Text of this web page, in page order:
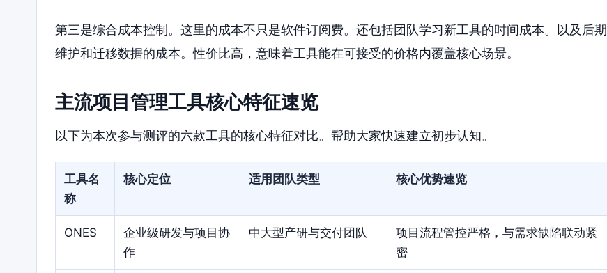
第三是综合成本控制。这里的成本不只是软件订阅费。还包括团队学习新工具的时间成本。以及后期
维护和迁移数据的成本。性价比高，意味着工具能在可接受的价格内覆盖核心场景。
主流项目管理工具核心特征速览
以下为本次参与测评的六款工具的核心特征对比。帮助大家快速建立初步认知。
工具名
称
核心定位 适用团队类型 核心优势速览
ONES
企业级研发与项目协
作
中大型产研与交付团队
项目流程管控严格，与需求缺陷联动紧
密